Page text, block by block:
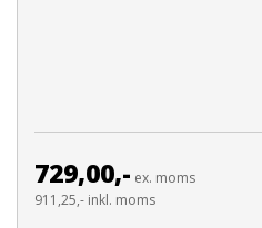
729,00,- ex. moms
911,25,- inkl. moms